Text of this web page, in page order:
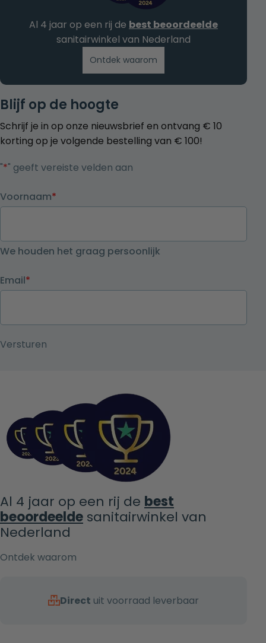
Blijf op de hoogte
Schrijf je in op onze nieuwsbrief en ontvang € 10
korting op je volgende bestelling van € 100!
"*" geeft vereiste velden aan
Voornaam*
We houden het graag persoonlijk
Email*
Al 4 jaar op een rij de best beoordeelde
sanitairwinkel van Nederland
Ontdek waarom
Al 4 jaar op een rij de best
beoordeelde sanitairwinkel van
Nederland
Ontdek waarom
Direct uit voorraad leverbaar